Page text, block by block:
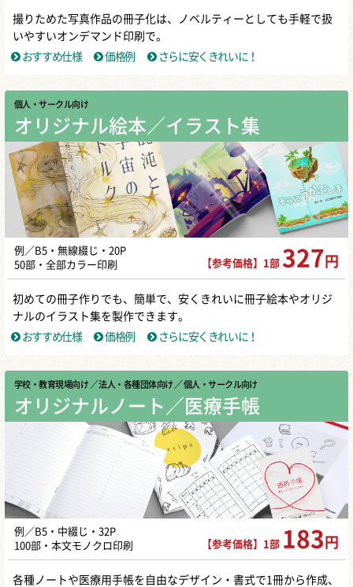
撮りためた写真作品の冊子化は、ノベルティーとしても手軽で扱
いやすいオンデマンド印刷で。
おすすめ仕様
価格例 さらに安くきれいに！
個人・サークル向け
オリジナル絵本／イラスト集
例／B5・無線綴じ・20P
50部・全部カラー印刷
【参考価格】1部 327 円
初めての冊子作りでも、簡単で、安くきれいに冊子絵本やオリジ
ナルのイラスト集を製作できます。
おすすめ仕様
価格例 さらに安くきれいに！
学校・教育現場向け ／ 法人・各種団体向け ／ 個人・サークル向け
オリジナルノート／医療手帳
例／B5・中綴じ・32P
100部・本文モノクロ印刷
【参考価格】1部 183 円
各種ノートや医療用手帳を自由なデザイン・書式で1冊から作成、